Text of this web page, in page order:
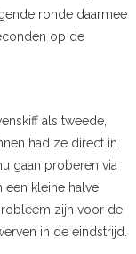
ronde daarmee
op de
als tweede,
had ze direct in
gaan proberen via
een kleine halve
zijn voor de
in de eindstrijd.